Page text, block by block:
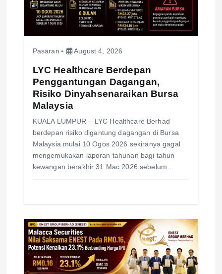
Pasaran August 4, 2026
LYC Healthcare Berdepan
Penggantungan Dagangan,
Risiko Dinyahsenaraikan Bursa
Malaysia
KUALA LUMPUR – LYC Healthcare Berhad
berdepan risiko digantung dagangan di Bursa
Malaysia mulai 10 Ogos 2026 sekiranya gagal
mengemukakan laporan tahunan bagi tahun
kewangan berakhir 31 Mac 2026 sebelum…